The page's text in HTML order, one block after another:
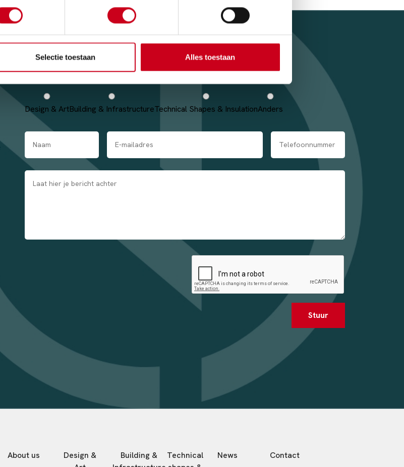
Selectie toestaan Alles toestaan
Design & ArtBuilding & InfrastructureTechnical Shapes & InsulationAnders
Stuur
About us
Design &
Building &
Technical
News Contact